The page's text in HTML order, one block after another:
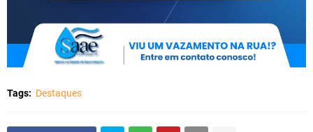
Tags: Destaques